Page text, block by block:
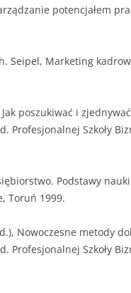
potencjałem
Seipel, Marketing
poszukiwać i
Profesjonalnej Szkoły
Podstawy
Toruń 1999.
Nowoczesne metody
Profesjonalnej Szkoły